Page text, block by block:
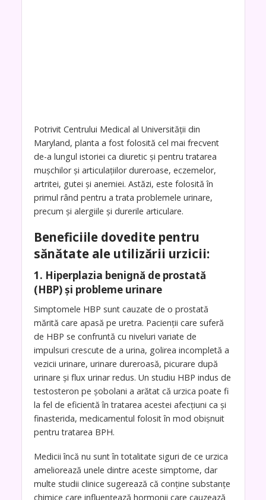
Potrivit Centrului Medical al Universității din
Maryland, planta a fost folosită cel mai frecvent
de-a lungul istoriei ca diuretic și pentru tratarea
mușchilor și articulațiilor dureroase, eczemelor,
artritei, gutei și anemiei. Astăzi, este folosită în
primul rând pentru a trata problemele urinare,
precum și alergiile și durerile articulare.
Beneficiile dovedite pentru
sănătate ale utilizării urzicii:
1. Hiperplazia benignă de prostată
(HBP) și probleme urinare
Simptomele HBP sunt cauzate de o prostată
mărită care apasă pe uretra. Pacienții care suferă
de HBP se confruntă cu niveluri variate de
impulsuri crescute de a urina, golirea incompletă a
vezicii urinare, urinare dureroasă, picurare după
urinare și flux urinar redus. Un studiu HBP indus de
testosteron pe șobolani a arătat că urzica poate fi
la fel de eficientă în tratarea acestei afecțiuni ca și
finasterida, medicamentul folosit în mod obișnuit
pentru tratarea BPH.
Medicii încă nu sunt în totalitate siguri de ce urzica
ameliorează unele dintre aceste simptome, dar
multe studii clinice sugerează că conține substanțe
chimice care influențează hormonii care cauzează